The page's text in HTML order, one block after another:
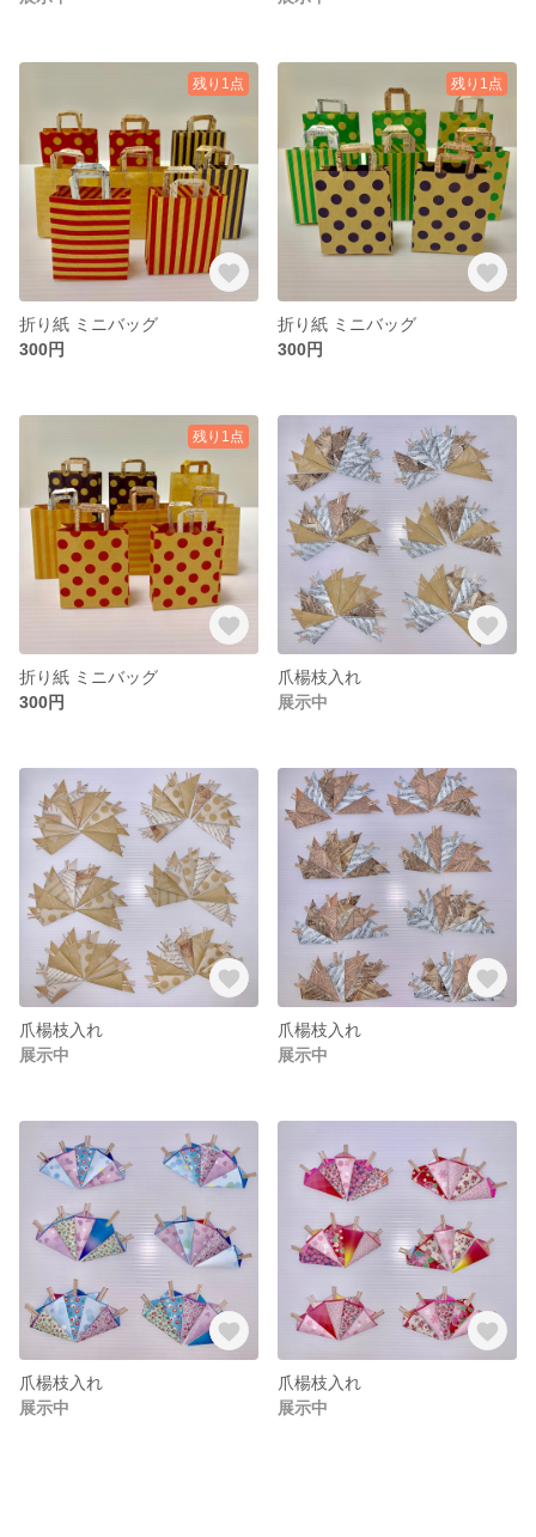
残り1点
折り紙 ミニバッグ
300円
残り1点
折り紙 ミニバッグ
300円
残り1点
折り紙 ミニバッグ
300円
爪楊枝入れ
展示中
爪楊枝入れ
展示中
爪楊枝入れ
展示中
爪楊枝入れ
展示中
爪楊枝入れ
展示中